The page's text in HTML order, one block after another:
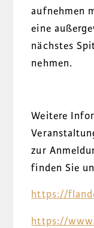
aufnehmen
eine
nächstes
nehmen.
Weitere
zur
finden Sie
https://
https://